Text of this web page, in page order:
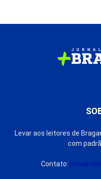
Levar aos leitores de
com
Contato: